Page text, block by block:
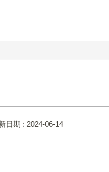
日期 : 2024-06-14